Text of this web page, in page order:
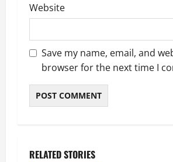
Website
Save my name, email, and
browser for the next time I
RELATED STORIES